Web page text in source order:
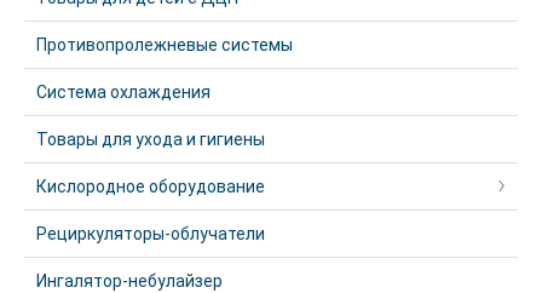
Противопролежневые системы
Система охлаждения
Товары для ухода и гигиены
Кислородное оборудование
Рециркуляторы-облучатели
Ингалятор-небулайзер